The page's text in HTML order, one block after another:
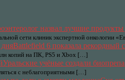
назвал лучшие
сети клиник экспертной онкологии
Battlefield 6 показала рекордный
копий на ПК, PS5 и Xbox […]
Уральские учёные создали
с неблагоприятными […]